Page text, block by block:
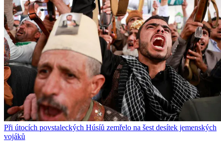
Při útocích povstaleckých Húsíů zemřelo na šest desítek jemenských
vojáků